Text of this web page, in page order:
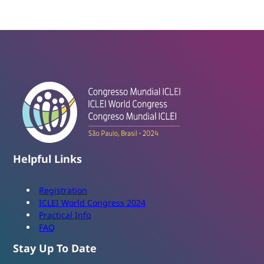
Helpful Links
Registration
ICLEI World Congress 2024
Practical Info
FAQ
Stay Up To Date